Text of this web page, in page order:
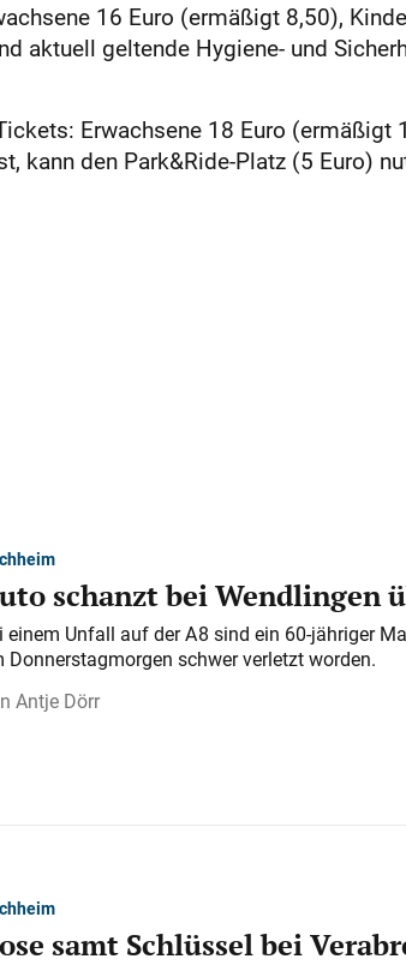
16 Euro (ermäßigt 8,50),
aktuell geltende Hygiene- und
Erwachsene 18 Euro
kann den Park&Ride-Platz (5 Euro)
schanzt bei Wendlingen
einem Unfall auf der A 8 sind ein 60-jähriger
Donnerstagmorgen schwer verletzt worden.
Antje Dörr
samt Schlüssel bei